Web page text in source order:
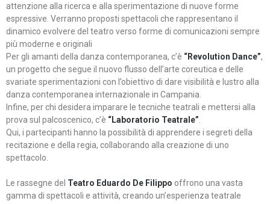
attenzione alla ricerca e alla sperimentazione di nuove forme
espressive. Verranno proposti spettacoli che rappresentano il
dinamico evolvere del teatro verso forme di comunicazioni sempre
più moderne e originali
Per gli amanti della danza contemporanea, c’è “Revolution Dance”,
un progetto che segue il nuovo flusso dell’arte coreutica e delle
svariate sperimentazioni con l’obiettivo di dare visibilità e lustro alla
danza contemporanea internazionale in Campania.
Infine, per chi desidera imparare le tecniche teatrali e mettersi alla
prova sul palcoscenico, c’è “Laboratorio Teatrale”
Qui, i partecipanti hanno la possibilità di apprendere i segreti della
recitazione e della regia, collaborando alla creazione di uno
spettacolo.
Le rassegne del Teatro Eduardo De Filippo offrono una vasta
gamma di spettacoli e attività, creando un’esperienza teatrale